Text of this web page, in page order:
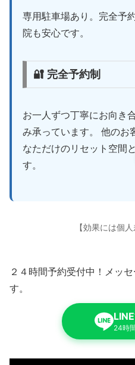
専用駐車場あり。完全予
院も安心です。
🔐 完全予約制
お一人ずつ丁寧にお向き
み承っています。 他のお
なただけのリセット空間
す。
【効果には個
２４時間予約受付中！メッ
す。
24時